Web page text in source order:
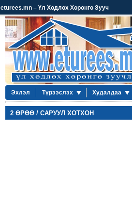
eturees.mn – Үл Хөдлөх Хөрөнгө Зууч
Эхлэл Түрээслэх Худалдаа
2 ӨРӨӨ / САРУУЛ ХОТХОН